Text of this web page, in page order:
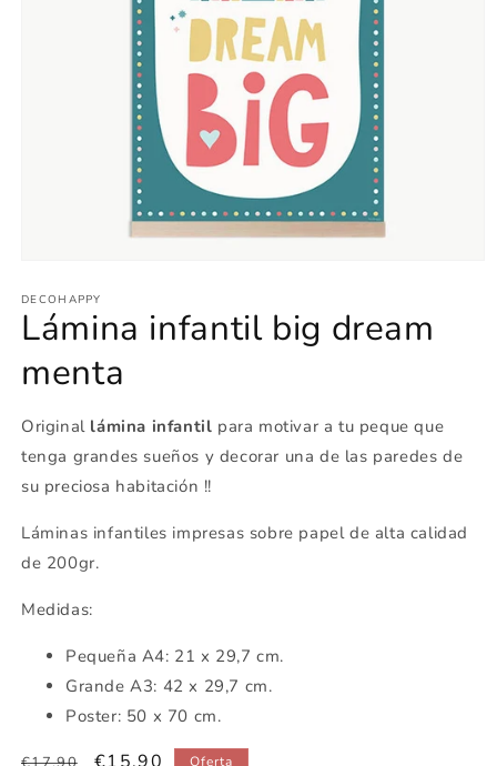
multimedia
1
en
ventana
modal
DECOHAPPY
Lámina infantil big dream
menta
Originallámina infantil para motivar a tu peque que
tenga grandes sueños y decorar una de las paredes de
su preciosa habitación !!
Láminas infantiles impresas sobre papel de alta calidad
de 200gr.
Medidas:
Pequeña A4: 21 x 29,7 cm.
Grande A3: 42 x 29,7 cm.
Poster: 50 x 70 cm.
Precio
Precio
Oferta